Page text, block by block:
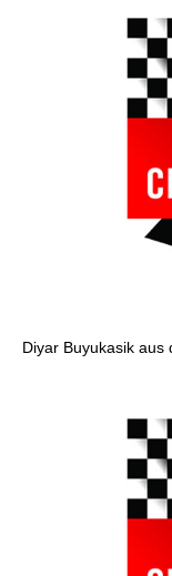
Diyar Buyukasik aus